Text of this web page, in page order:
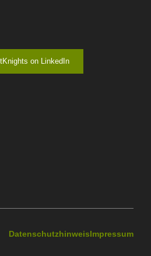
on LinkedIn
DatenschutzhinweisImpressum